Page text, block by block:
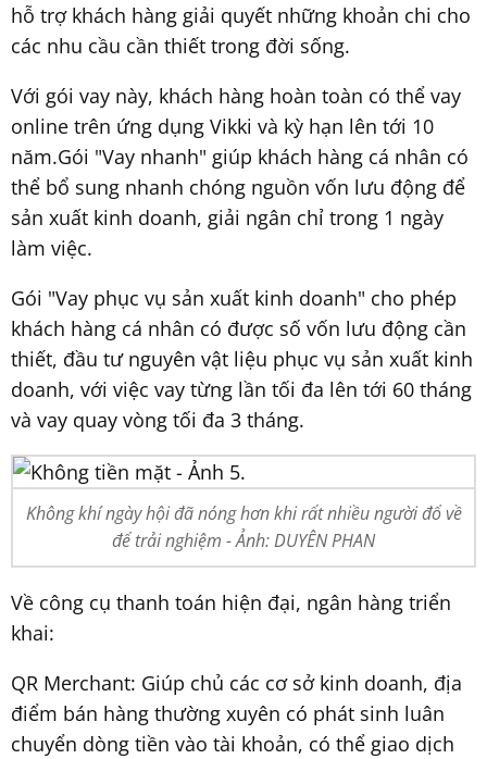
hỗ trợ khách hàng giải quyết những khoản chi cho
các nhu cầu cần thiết trong đời sống.
Với gói vay này, khách hàng hoàn toàn có thể vay
online trên ứng dụng Vikki và kỳ hạn lên tới 10
năm.Gói "Vay nhanh" giúp khách hàng cá nhân có
thể bổ sung nhanh chóng nguồn vốn lưu động để
sản xuất kinh doanh, giải ngân chỉ trong 1 ngày
làm việc.
Gói "Vay phục vụ sản xuất kinh doanh" cho phép
khách hàng cá nhân có được số vốn lưu động cần
thiết, đầu tư nguyên vật liệu phục vụ sản xuất kinh
doanh, với việc vay từng lần tối đa lên tới 60 tháng
và vay quay vòng tối đa 3 tháng.
Không khí ngày hội đã nóng hơn khi rất nhiều người đổ về
để trải nghiệm - Ảnh: DUYÊN PHAN
Về công cụ thanh toán hiện đại, ngân hàng triển
khai:
QR Merchant: Giúp chủ các cơ sở kinh doanh, địa
điểm bán hàng thường xuyên có phát sinh luân
chuyển dòng tiền vào tài khoản, có thể giao dịch